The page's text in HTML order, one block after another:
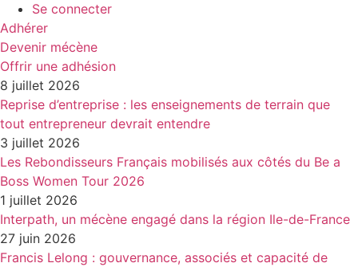
Se connecter
Adhérer
Devenir mécène
Offrir une adhésion
8 juillet 2026
Reprise d’entreprise : les enseignements de terrain que
tout entrepreneur devrait entendre
3 juillet 2026
Les Rebondisseurs Français mobilisés aux côtés du Be a
Boss Women Tour 2026
1 juillet 2026
Interpath, un mécène engagé dans la région Ile-de-France
27 juin 2026
Francis Lelong : gouvernance, associés et capacité de